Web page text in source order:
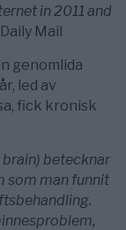
in 2011 and
Daily Mail
genomlida
led av
fick kronisk
brain) betecknar
som man funnit